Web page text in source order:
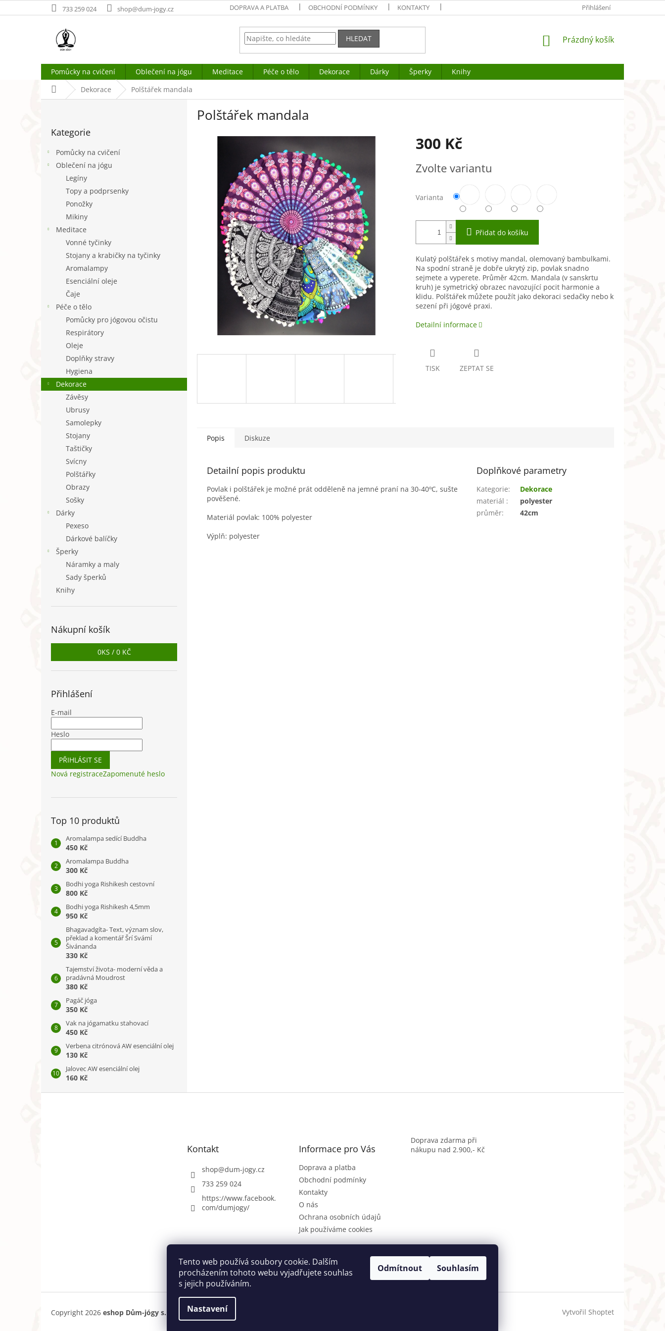
Tento web používá soubory cookie. Dalším
procházením tohoto webu vyjadřujete souhlas
s jejich používáním.
Nastavení
Odmítnout Souhlasím
na
733 259 024 shop@dum-jogy.cz DOPRAVA A PLATBA OBCHODNÍ PODMÍNKY KONTAKTY JAK POUŽÍVÁME
Přihlášení
HLEDAT
NÁKUPNÍ
Prázdný košík
Pomůcky na cvičení Oblečení na jógu Meditace Péče o tělo Dekorace Dárky Šperky
Knihy
Domů Dekorace Polštářek mandala
kategorie
Kategorie
Pomůcky na cvičení
Oblečení na jógu
Legíny
Topy a podprsenky
Ponožky
Mikiny
Meditace
Vonné tyčinky
Stojany a krabičky na tyčinky
Aromalampy
Esenciální oleje
Čaje
Péče o tělo
Pomůcky pro jógovou očistu
Respirátory
Oleje
Doplňky stravy
Hygiena
Dekorace
Závěsy
Ubrusy
Samolepky
Stojany
Taštičky
Svícny
Polštářky
Obrazy
Sošky
Dárky
Pexeso
Dárkové balíčky
Šperky
Náramky a maly
Sady šperků
Knihy
Nákupní košík
0KS / 0 KČ
Přihlášení
E-mail
Heslo
PŘIHLÁSIT SE
Nová registraceZapomenuté heslo
Top 10 produktů
Aromalampa sedící Buddha
450 Kč
Aromalampa Buddha
300 Kč
Bodhi yoga Rishikesh cestovní
800 Kč
Bodhi yoga Rishikesh 4,5mm
950 Kč
Bhagavadgíta- Text, význam slov,
překlad a komentář Šrí Svámí
Šivánanda
330 Kč
Tajemství života- moderní věda a
pradávná Moudrost
380 Kč
Pagáč jóga
350 Kč
Vak na jógamatku stahovací
450 Kč
Verbena citrónová AW esenciální olej
130 Kč
Jalovec AW esenciální olej
160 Kč
Polštářek mandala
300 Kč
cena:
Zvolte variantu
Varianta
Přidat do košíku
Kulatý polštářek s motivy mandal, olemovaný bambulkami.
Na spodní straně je dobře ukrytý zip, povlak snadno
sejmete a vyperete. Průměr 42cm. Mandala (v sanskrtu
kruh) je symetrický obrazec navozující pocit harmonie a
klidu. Polštářek můžete použít jako dekoraci sedačky nebo k
sezení při jógové praxi.
Detailní informace
TISK ZEPTAT SE
Popis Diskuze
Detailní popis produktu
Povlak i polštářek je možné prát odděleně na jemné praní na 30-40ºC, sušte
pověšené.
Materiál povlak: 100% polyester
Výplň: polyester
Doplňkové parametry
Kategorie:
Dekorace
materiál :
polyester
průměr: 42cm
Kontakt
shop@dum-jogy.cz
733 259 024
https://www.facebook.
com/dumjogy/
Informace pro Vás
Doprava a platba
Obchodní podmínky
Kontakty
O nás
Ochrana osobních údajů
Jak používáme cookies
Doprava zdarma při
nákupu nad 2.900,- Kč
Dům jógy Praha
Vytvořil Shoptet
Copyright 2026 eshop Dům-jógy s.r.o. . Všechna práva vyhrazena.